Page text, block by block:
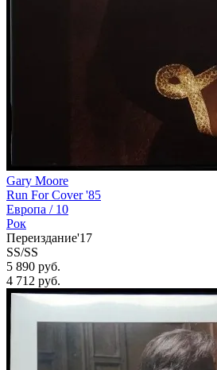
Gary Moore
Run For Cover '85
Европа / 10
Рок
Переиздание'17
SS/SS
5 890 руб.
4 712 руб.